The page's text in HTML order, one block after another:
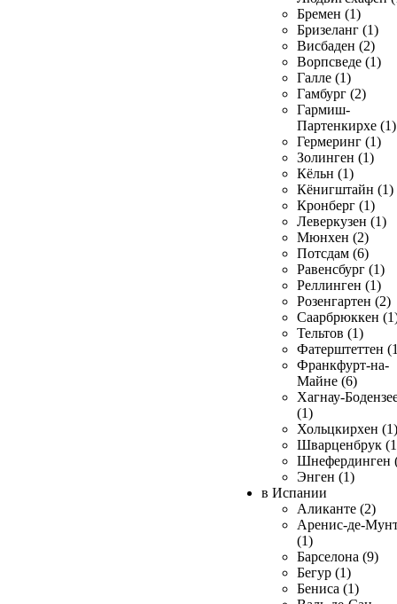
Бремен (1)
Бризеланг (1)
Висбаден (2)
Ворпсведе (1)
Галле (1)
Гамбург (2)
Гармиш-
Партенкирхе (1)
Гермеринг (1)
Золинген (1)
Кёльн (1)
Кёнигштайн (1)
Кронберг (1)
Леверкузен (1)
Мюнхен (2)
Потсдам (6)
Равенсбург (1)
Реллинген (1)
Розенгартен (2)
Саарбрюккен
Тельтов (1)
Фатерштеттен
Франкфурт-на-
Майне (6)
Хагнау-
(1)
Хольцкирхен (1)
Шварценбрук
Шнефердинген
Энген (1)
в Испании
Аликанте (2)
Аренис-де-
(1)
Барселона (9)
Бегур (1)
Бениса (1)